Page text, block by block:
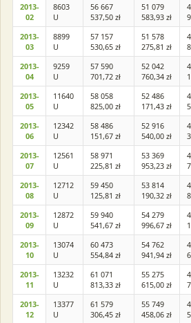
2013-
02
8603
U
56 667
537,50 zł
51 079
583,93 zł
2013-
03
8899
U
57 157
530,65 zł
51 578
275,81 zł
2013-
04
9259
U
57 590
701,72 zł
52 042
760,34 zł
2013-
05
11640
U
58 058
825,00 zł
52 486
171,43 zł
2013-
06
12342
U
58 486
151,67 zł
52 916
540,00 zł
2013-
07
12561
U
58 971
225,81 zł
53 369
953,23 zł
2013-
08
12712
U
59 450
125,81 zł
53 814
190,32 zł
2013-
09
12872
U
59 940
541,67 zł
54 279
996,67 zł
2013-
10
13074
U
60 473
554,84 zł
54 762
941,94 zł
2013-
11
13232
U
61 071
813,33 zł
55 275
615,00 zł
2013-
12
13377
U
61 579
306,45 zł
55 749
458,06 zł